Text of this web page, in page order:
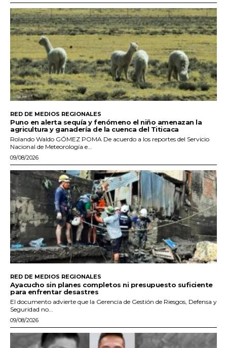
RED DE MEDIOS REGIONALES
Puno en alerta sequía y fenómeno el niño amenazan la
agricultura y ganadería de la cuenca del Titicaca
Rolando Waldo GÓMEZ POMA De acuerdo a los reportes del Servicio
Nacional de Meteorología e...
09/08/2026
RED DE MEDIOS REGIONALES
Ayacucho sin planes completos ni presupuesto suficiente
para enfrentar desastres
El documento advierte que la Gerencia de Gestión de Riesgos, Defensa y
Seguridad no...
09/08/2026